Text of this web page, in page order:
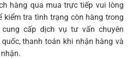
hàng qua mua trực tiếp vui lòng
kiểm tra tình trạng còn hàng trong
cung cấp dịch vụ tư vấn chuyên
thanh toán khi nhận hàng và